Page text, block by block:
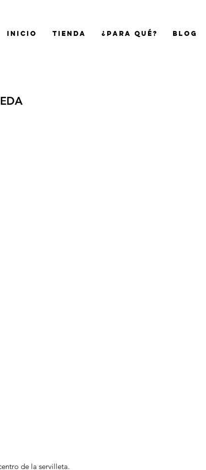
Inicio Tienda ¿Para qué? Blog
de la servilleta.